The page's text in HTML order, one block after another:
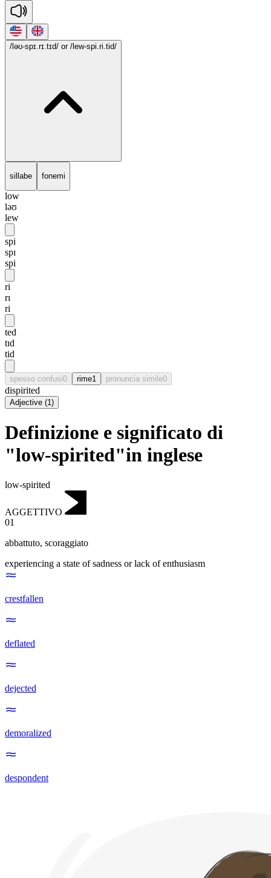
/ləʊ-spɪ.rɪ.tɪd/ or /lew-spi.ri.tid/
sillabe fonemi
low
ləʊ
lew
spi
spɪ
spi
ri
rɪ
ri
ted
tɪd
tid
spesso confusi0 rime1 pronuncia simile0
dispirited
Adjective (1)
Definizione e significato di
"low-spirited"in inglese
low-spirited
AGGETTIVO
01
abbattuto, scoraggiato
experiencing a state of sadness or lack of enthusiasm
crestfallen
deflated
dejected
demoralized
despondent